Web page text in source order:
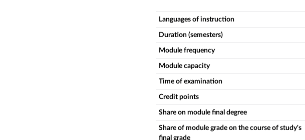
Languages of instruction
Duration (semesters)
Module frequency
Module capacity
Time of examination
Credit points
Share on module final degree
Share of module grade on the course of study's
final grade